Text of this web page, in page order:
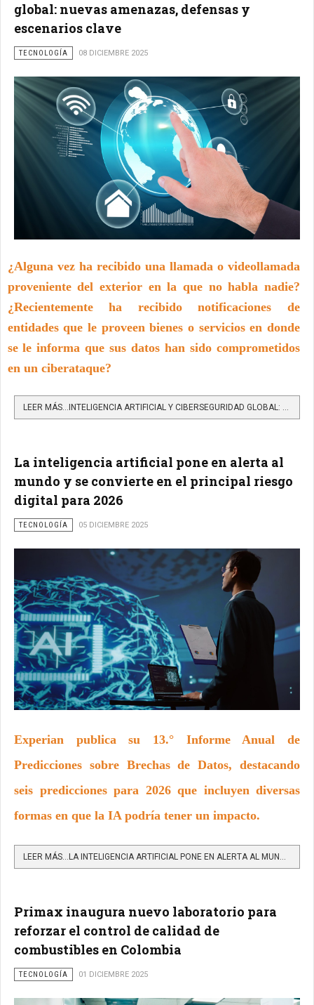
global: nuevas amenazas, defensas y
escenarios clave
TECNOLOGÍA 08 DICIEMBRE 2025
¿Alguna vez ha recibido una llamada o videollamada
proveniente del exterior en la que no habla nadie?
¿Recientemente ha recibido notificaciones de
entidades que le proveen bienes o servicios en donde
se le informa que sus datos han sido comprometidos
en un ciberataque?
LEER MÁS…INTELIGENCIA ARTIFICIAL Y CIBERSEGURIDAD GLOBAL: NUEVAS AMENAZAS, DEFENSAS Y ESCENARIOS CLAVE
La inteligencia artificial pone en alerta al
mundo y se convierte en el principal riesgo
digital para 2026
TECNOLOGÍA 05 DICIEMBRE 2025
Experian publica su 13.° Informe Anual de
Predicciones sobre Brechas de Datos, destacando
seis predicciones para 2026 que incluyen diversas
formas en que la IA podría tener un impacto.
LEER MÁS…LA INTELIGENCIA ARTIFICIAL PONE EN ALERTA AL MUNDO Y SE CONVIERTE EN EL PRINCIPAL RIESGO DIGITAL...
Primax inaugura nuevo laboratorio para
reforzar el control de calidad de
combustibles en Colombia
TECNOLOGÍA 01 DICIEMBRE 2025